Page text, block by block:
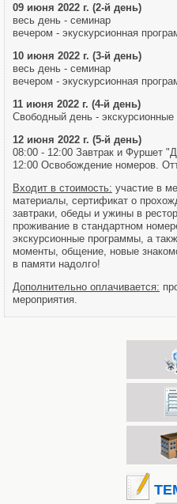
09 июня 2022 г. (2-й день)
весь день - семинар
вечером - экускурсионная
10 июня 2022 г. (3-й день)
весь день - семинар
вечером - экускурсионная
11 июня 2022 г. (4-й день)
Свободный день -
12 июня 2022 г. (5-й день)
08:00 - 12:00 Завтрак и Фуршет
12:00 Освобождение номеров.
Входит в стоимость: участие в
материалы, сертификат о
завтраки, обеды и ужины в
проживание в стандартном
экскурсионные программы, а
моменты, общение, новые
в памяти надолго!
Дополнительно оплачивается:
мероприятия.